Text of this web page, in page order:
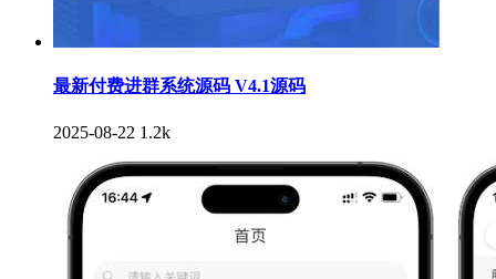
最新付费进群系统源码 V4.1源码
2025-08-22 1.2k